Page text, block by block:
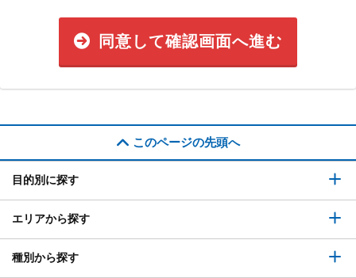
同意して確認画面へ進む
このページの先頭へ
目的別に探す
エリアから探す
種別から探す